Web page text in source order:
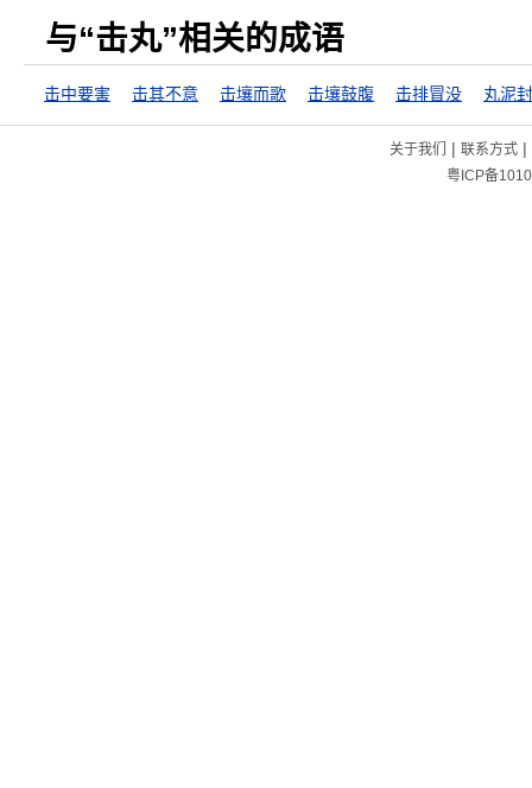
与“击丸”相关的成语
击中要害 击其不意 击壤而歌 击壤鼓腹 击排冒没 丸泥
关于我们 | 联系方式|
粤ICP备